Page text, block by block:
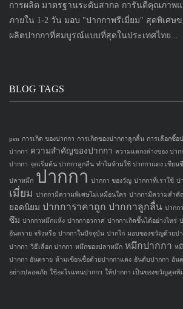
การผลิต มาตรฐานระดับสากล การันตีคุณภาพ
ภายใน 1-2 วัน มอบ "ปากกาพรีเมี่ยม" สุดพิเศษ
ผลิตปากกาที่สมบูรณ์แบบที่สุดในประเทศไทย...
BLOG TAGS
pen การเกิด ของปากกา การเกิดของปากกาลูกลื่น การเลือกซื้อ
ปากกา ความสำคัญของปากกา ความแตกงต่างของ ปา
ปากกา จุดเริ่มต้น ปากกาลูกลื่น ทำไมห้ามใช้ ปากกาแดง เขียน
ปลาหมึก ปากกา ปากกา ของวัญ ปากกาที่เราใช้ ป
เมี่ยม ปากกามีความพิเศษไม่เหมือนใคร ปากกามีความสำคั
ยอดนิยม ปากการาคาถูก ปากกาลูกลื่น ปากก
ซึม ปากกาหมึกแห้ง ปากกาอวกาศ ปากกาเกิดขึ้นได้อย่างไหร่
อันตราย จริงหรือ ปากกาในปัจจุบัน ปากไก่ มอบของขวัญด้วยปา
ปากกา วิธีเลือก ปากกา หมึกของปลาหมึก หมึกปากกา หมึ
ปากกา อันตราย ห้ามเขียนชื่อด้วยปากกาแดง อันดับปากกา อัน
อย่างปลอดภัย ใช้อะไรแทนปากกา ให้ปากกา เป็นของขวัญสุดพิ